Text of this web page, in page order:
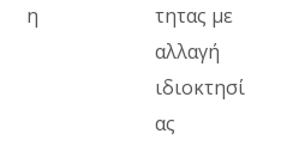
η
τητας με
αλλαγή
ιδιοκτησί
ας